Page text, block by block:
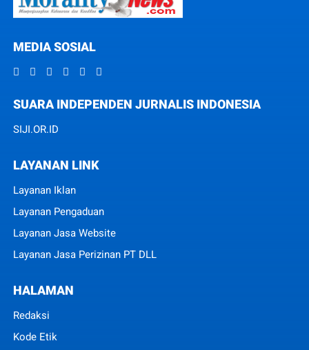
MEDIA SOSIAL
SUARA INDEPENDEN JURNALIS INDONESIA
SIJI.OR.ID
LAYANAN LINK
Layanan Iklan
Layanan Pengaduan
Layanan Jasa Website
Layanan Jasa Perizinan PT DLL
HALAMAN
Redaksi
Kode Etik